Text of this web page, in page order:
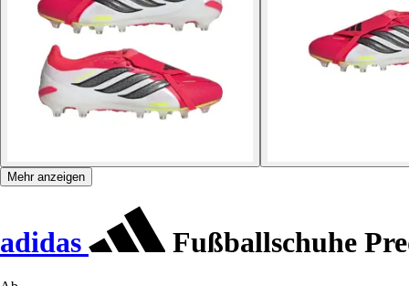
Mehr anzeigen
adidas Fußballschuhe